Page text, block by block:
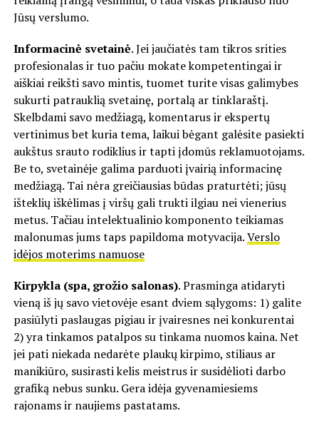
Jūsų verslumo.
Informacinė svetainė. Jei jaučiatės tam tikros srities
profesionalas ir tuo pačiu mokate kompetentingai ir
aiškiai reikšti savo mintis, tuomet turite visas galimybes
sukurti patrauklią svetainę, portalą ar tinklaraštį.
Skelbdami savo medžiagą, komentarus ir ekspertų
vertinimus bet kuria tema, laikui bėgant galėsite pasiekti
aukštus srauto rodiklius ir tapti įdomūs reklamuotojams.
Be to, svetainėje galima parduoti įvairią informacinę
medžiagą. Tai nėra greičiausias būdas praturtėti; jūsų
išteklių iškėlimas į viršų gali trukti ilgiau nei vienerius
metus. Tačiau intelektualinio komponento teikiamas
malonumas jums taps papildoma motyvacija.Verslo
idėjos moterims namuose
Kirpykla (spa, grožio salonas). Prasminga atidaryti
vieną iš jų savo vietovėje esant dviem sąlygoms: 1) galite
pasiūlyti paslaugas pigiau ir įvairesnes nei konkurentai
2) yra tinkamos patalpos su tinkama nuomos kaina. Net
jei pati niekada nedarėte plaukų kirpimo, stiliaus ar
manikiūro, susirasti kelis meistrus ir susidėlioti darbo
grafiką nebus sunku. Gera idėja gyvenamiesiems
rajonams ir naujiems pastatams.